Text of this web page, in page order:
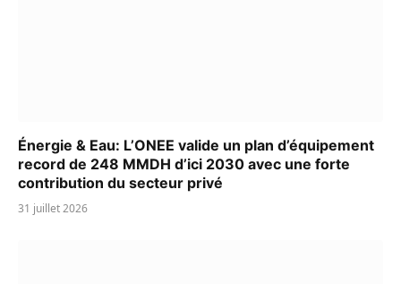
Énergie & Eau: L’ONEE valide un plan d’équipement
record de 248 MMDH d’ici 2030 avec une forte
contribution du secteur privé
31 juillet 2026